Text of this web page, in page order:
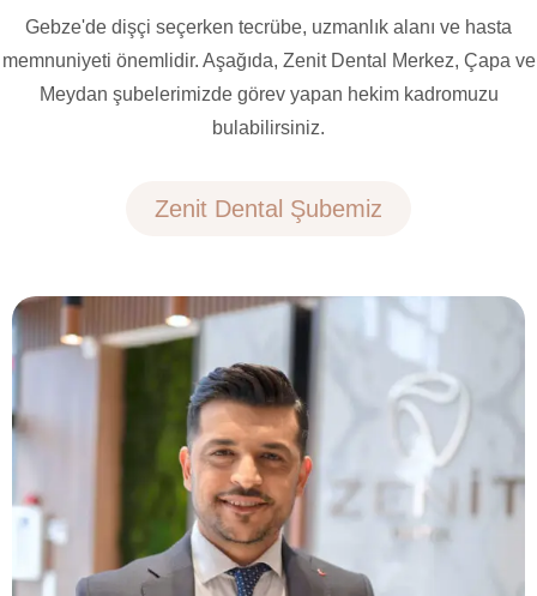
Gebze'de dişçi seçerken tecrübe, uzmanlık alanı ve hasta
memnuniyeti önemlidir. Aşağıda, Zenit Dental Merkez, Çapa ve
Meydan şubelerimizde görev yapan hekim kadromuzu
bulabilirsiniz.
Zenit Dental Şubemiz